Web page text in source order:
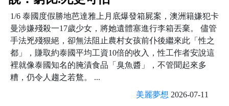
1/6 泰國度假勝地芭達雅上月底爆發箱屍案，澳洲籍嫌犯卡
曼涉嫌殘殺一17歲少女，將她遺體塞進行李箱丟棄。 儘管
手法兇殘狠絕，卻無法阻止農村女孩前仆後繼來此「性之
都」，賺取約泰國平均工資10倍的收入，性工作者安說這
裡就像泰國知名的腌漬食品「臭魚醬」，不管聞起來多
糟，仍令人趨之若鶩。 ...
美麗夢想 2026-07-11